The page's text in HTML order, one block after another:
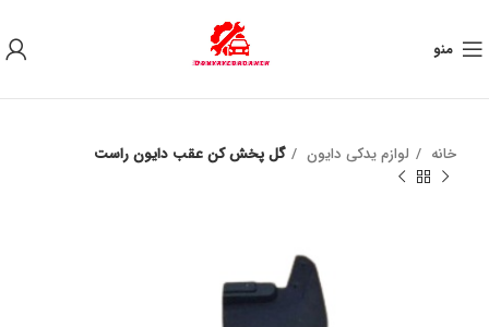
منو
خانه لوازم یدکی دایون گل پخش کن عقب دایون راست
به علت نوسان ارز ، لطفا قبل از خرید تماس بگیرید.